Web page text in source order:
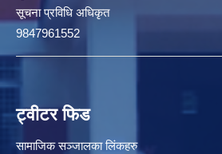
सूचना प्रविधि अधिकृत
9847961552
ट्वीटर फिड
सामाजिक सञ्जालका लिंकहरु